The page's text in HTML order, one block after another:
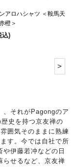
アロハシャツ ＜鞍馬天
橙＞
込)
>
、それがPagongのア
史を持つ京友禅の
囲気そのままに熟練
す。今では自社で所
伊藤若冲などの日
らせるなど、京友禅